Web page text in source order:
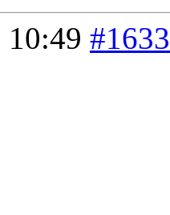
10:49 #1633